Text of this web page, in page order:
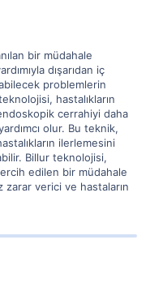
bir müdahale
dışarıdan iç
problemlerin
hastalıkların
cerrahiyi daha
olur. Bu teknik,
ilerlemesini
Billur teknolojisi,
edilen bir müdahale
verici ve hastaların